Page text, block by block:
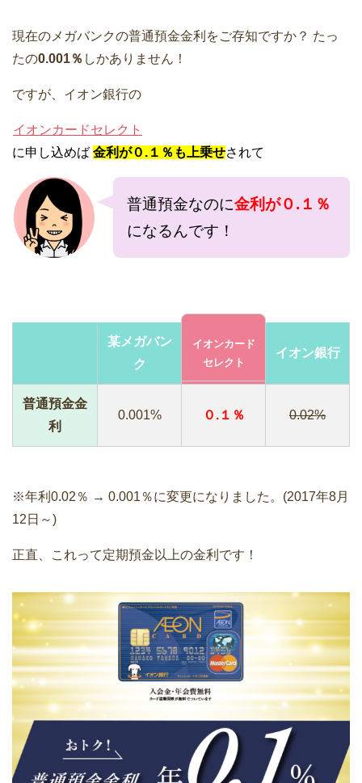
現在のメガバンクの普通預金金利をご存知ですか？ たっ
たの0.001％ しかありません！
ですが、イオン銀行の
イオンカードセレクト
に申し込めば 金利が０.１％も上乗せされて
普通預金なのに金利が０.１％
になるんです！
某メガバン
ク
イオンカード
セレクト
イオン銀行
普通預金金
利
0.001% ０.１％ 0.02%
※年利0.02％ → 0.001％に変更になりました。(2017年8月
12日～)
正直、これって定期預金以上の金利です！